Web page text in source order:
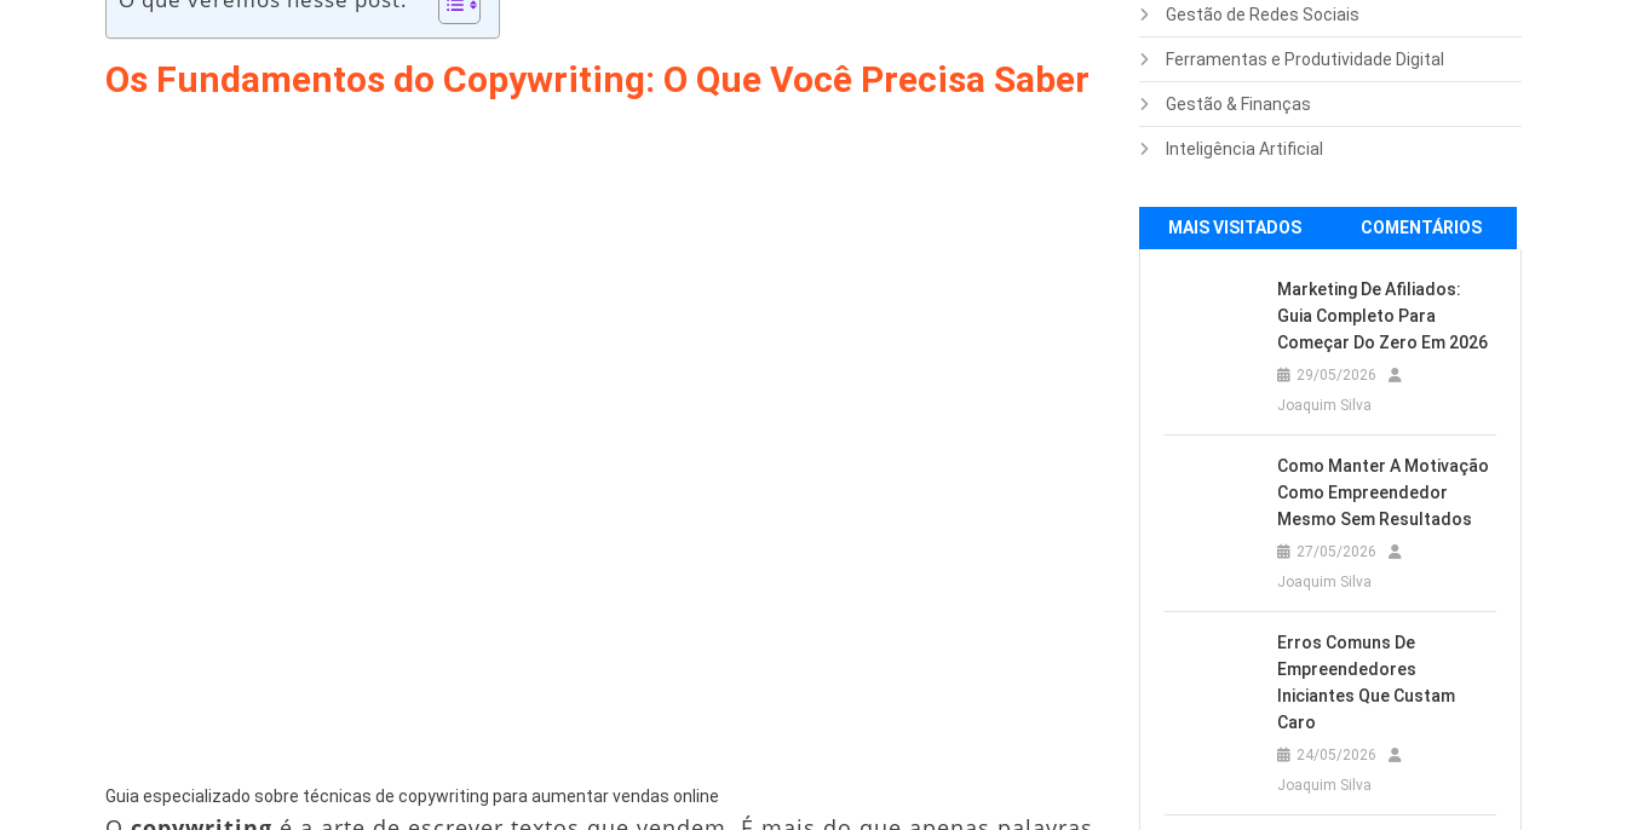
Os Fundamentos do Copywriting: O Que Você Precisa Saber
Guia especializado sobre técnicas de copywriting para aumentar vendas online
Gestão de Redes Sociais
Ferramentas e Produtividade Digital
Gestão & Finanças
Inteligência Artificial
MAIS VISITADOS COMENTÁRIOS
Marketing De Afiliados:
Guia Completo Para
Começar Do Zero Em 2026
29/05/2026
Joaquim Silva
Como Manter A Motivação
Como Empreendedor
Mesmo Sem Resultados
27/05/2026
Joaquim Silva
Erros Comuns De
Empreendedores
Iniciantes Que Custam
Caro
24/05/2026
Joaquim Silva